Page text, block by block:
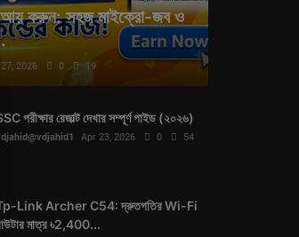
আয় করুন: সহজ মাইক্রো-জব ও
27, 2026 0 19
পরীক্ষার রেজাল্ট দেখার সম্পূর্ণ গাইড (২০২৬)
Apr 23, 2026 0 54
Link Archer C54: দ্রুতগতির Wi-Fi
মাত্র ৳2,400...